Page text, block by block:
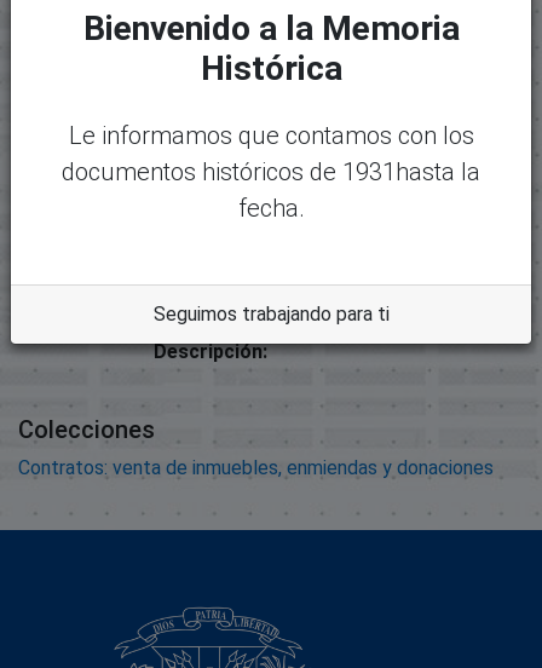
Paquete original
CONTRATOS.pdf
Tamaño:
Adobe Portable Document
Format
Descripción:
Colecciones
Contratos: venta de inmuebles, enmiendas y donaciones
Bienvenido a la Memoria
Histórica
Le informamos que contamos con los
documentos históricos de 1931hasta la
fecha.
Seguimos trabajando para ti